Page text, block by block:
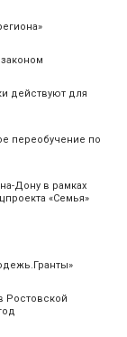
действуют для
переобучение по
Дону в рамках
«Семья»
Ростовской